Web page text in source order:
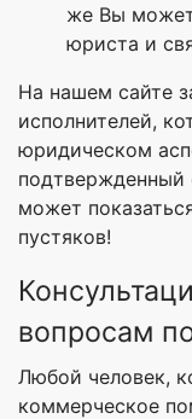
же Вы
юриста и
На нашем сайте
исполнителей,
юридическом
подтвержденный
может
пустяков!
вопросам
Любой человек,
коммерческое